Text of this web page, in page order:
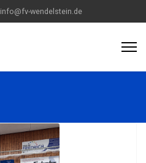
info@fv-wendelstein.de